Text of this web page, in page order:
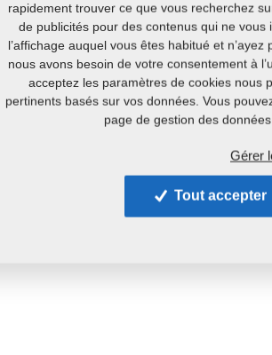
rapidement trouver ce que vous recherchez
de publicités pour des contenus qui ne
l’affichage auquel vous êtes habitué et
nous avons besoin de votre consentement à
acceptez les paramètres de cookies nous
pertinents basés sur vos données. Vous
page de gestion des
Gérer
Tout accepter